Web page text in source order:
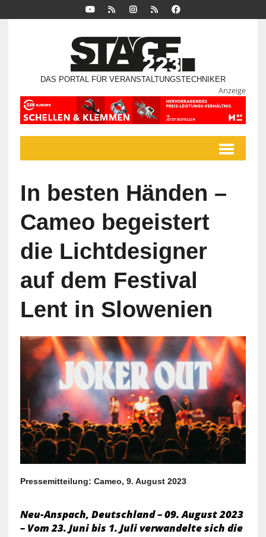
DAS PORTAL FÜR VERANSTALTUNGSTECHNIKER
Anzeige
In besten Händen –
Cameo begeistert
die Lichtdesigner
auf dem Festival
Lent in Slowenien
Pressemitteilung: Cameo, 9. August 2023
Neu-Anspach, Deutschland – 09. August 2023
– Vom 23. Juni bis 1. Juli verwandelte sich die